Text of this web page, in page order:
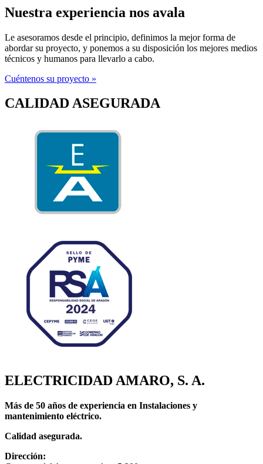
Nuestra experiencia nos avala
Le asesoramos desde el principio, definimos la mejor forma de
abordar su proyecto, y ponemos a su disposición los mejores medios
técnicos y humanos para llevarlo a cabo.
Cuéntenos su proyecto »
CALIDAD ASEGURADA
ELECTRICIDAD AMARO, S. A.
Más de 50 años de experiencia en Instalaciones y
mantenimiento eléctrico.
Calidad asegurada.
Dirección: